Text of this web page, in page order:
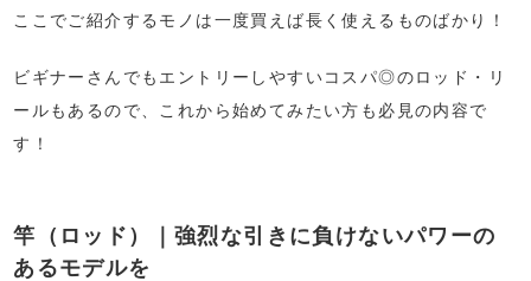
ここでご紹介するモノは一度買えば長く使えるものばかり！
ビギナーさんでもエントリーしやすいコスパ◎のロッド・リ
ールもあるので、これから始めてみたい方も必見の内容で
す！
竿（ロッド）｜強烈な引きに負けないパワーの
あるモデルを